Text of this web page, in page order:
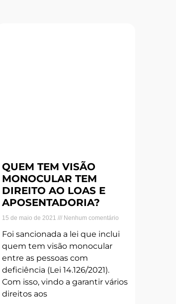
QUEM TEM VISÃO
MONOCULAR TEM
DIREITO AO LOAS E
APOSENTADORIA?
15 de maio de 2021 Nenhum comentário
Foi sancionada a lei que inclui
quem tem visão monocular
entre as pessoas com
deficiência (Lei 14.126/2021).
Com isso, vindo a garantir vários
direitos aos